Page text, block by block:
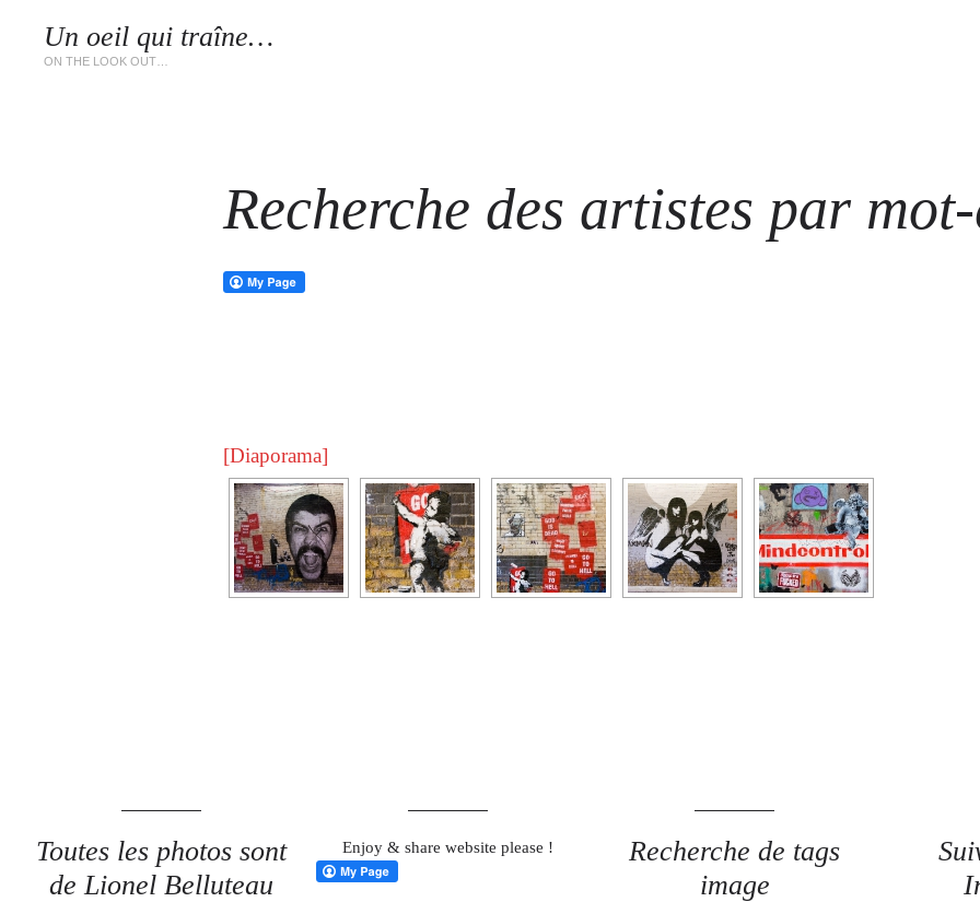
Un oeil qui traîne…
ON THE LOOK OUT…
Recherche des artistes par
[Diaporama]
Toutes les photos sont
de Lionel Belluteau
Enjoy & share website please !
Recherche de tags
image